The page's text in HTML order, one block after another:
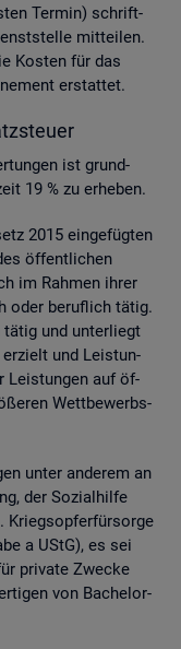
Ter­min) schrift­
mit­tei­len.
Kos­ten für das
er­stat­tet.
ist grund­
19 % zu er­he­ben.
2015 ein­ge­füg­ten
öf­fent­li­chen
im Rah­men ihrer
oder be­ruf­lich tätig.
und un­ter­liegt
er­zielt und Leis­tun­
Leis­tun­gen auf öf­
Wett­be­werbs­
unter an­de­rem an
der So­zi­al­hil­fe
Kriegs­op­fer­für­sor­ge
a UStG), es sei
pri­va­te Zwe­cke
von Ba­che­lor-